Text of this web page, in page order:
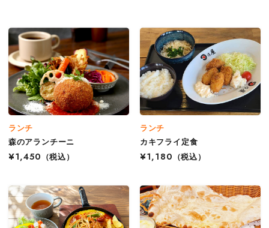
ランチ
森のアランチーニ
¥1,450
（税込）
ランチ
カキフライ定食
¥1,180
（税込）